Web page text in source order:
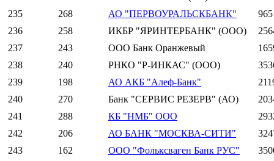
235
268 АО "ПЕРВОУРАЛЬСКБАНК"
965
236
258 ИКБР "ЯРИНТЕРБАНК" (ООО)
237
243 ООО Банк Оранжевый
238
240 РНКО "Р-ИНКАС" (ООО)
239
198 АО АКБ "Алеф-Банк"
240
270 Банк "СЕРВИС РЕЗЕРВ" (АО)
241
288 КБ "НМБ" ООО
242
206 АО БАНК "МОСКВА-СИТИ"
243
162 ООО "Фольксваген Банк РУС"